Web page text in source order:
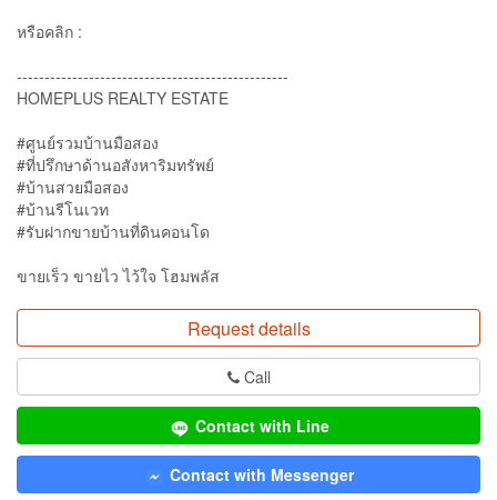
หรือคลิก :
-------------------------------------------------
HOMEPLUS REALTY ESTATE
#ศูนย์รวมบ้านมือสอง
#ที่ปรึกษาด้านอสังหาริมทรัพย์
#บ้านสวยมือสอง
#บ้านรีโนเวท
#รับฝากขายบ้านที่ดินคอนโด
ขายเร็ว ขายไว ไว้ใจ โฮมพลัส
Request details
Call
Contact with Line
Contact with Messenger